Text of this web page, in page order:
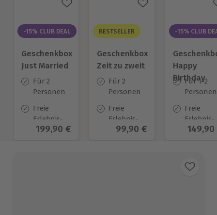
-15% CLUB DEAL
Geschenkbox
Just Married
Für 2
Personen
Freie
Erlebnis-
Auswahl
Aktueller Preis
199,90 €
BESTSELLER
Geschenkbox
Zeit zu zweit
Für 2
Personen
Freie
Erlebnis-
Auswahl
Aktueller Preis
99,90 €
-15% CLUB
Happy
Birthday
Für 1-2
Personen
Freie
Erlebnis-
Auswahl
149,90